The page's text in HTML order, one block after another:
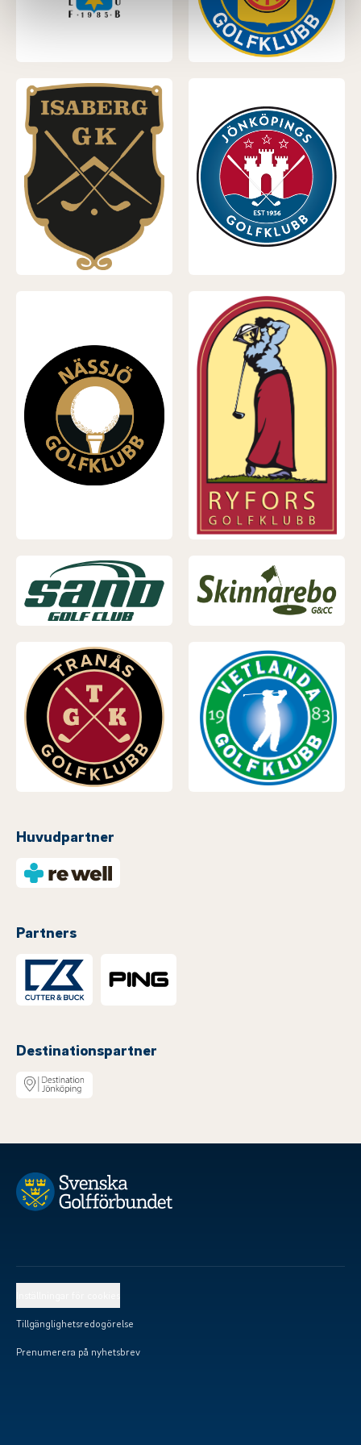
Huvudpartner
Partners
Destinationspartner
Tillgänglighetsredogörelse
Prenumerera på nyhetsbrev